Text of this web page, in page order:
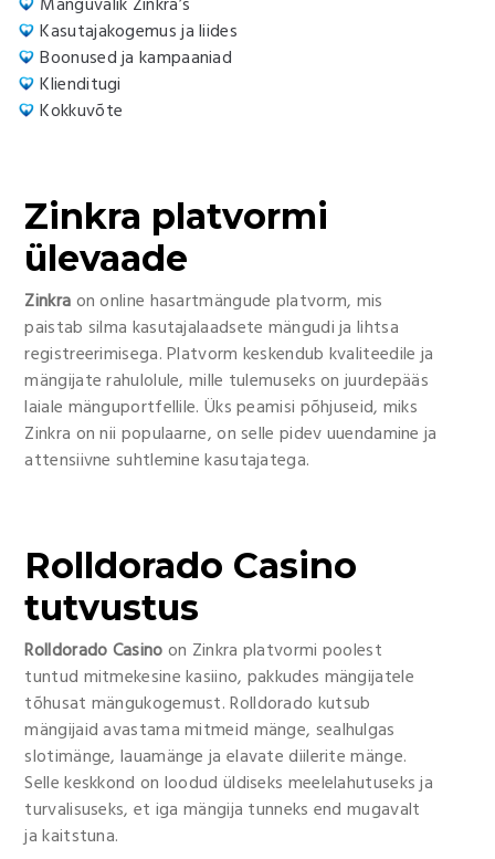
Kasutajakogemus ja liides
Boonused ja kampaaniad
Klienditugi
Kokkuvõte
Zinkra platvormi
ülevaade
Zinkraon online hasartmängude platvorm, mis
paistab silma kasutajalaadsete mängudi ja lihtsa
registreerimisega. Platvorm keskendub kvaliteedile ja
mängijate rahulolule, mille tulemuseks on juurdepääs
laiale mänguportfellile. Üks peamisi põhjuseid, miks
Zinkra on nii populaarne, on selle pidev uuendamine ja
attensiivne suhtlemine kasutajatega.
Rolldorado Casino
tutvustus
Rolldorado Casinoon Zinkra platvormi poolest
tuntud mitmekesine kasiino, pakkudes mängijatele
tõhusat mängukogemust. Rolldorado kutsub
mängijaid avastama mitmeid mänge, sealhulgas
slotimänge, lauamänge ja elavate diilerite mänge.
Selle keskkond on loodud üldiseks meelelahutuseks ja
turvalisuseks, et iga mängija tunneks end mugavalt
ja kaitstuna.